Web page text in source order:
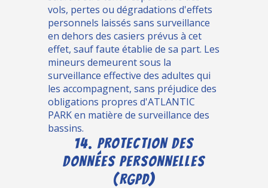
vols, pertes ou dégradations d'effets
personnels laissés sans surveillance
en dehors des casiers prévus à cet
effet, sauf faute établie de sa part. Les
mineurs demeurent sous la
surveillance effective des adultes qui
les accompagnent, sans préjudice des
obligations propres d'ATLANTIC
PARK en matière de surveillance des
bassins.
14. PROTECTION DES
DONNÉES PERSONNELLES
(RGPD)